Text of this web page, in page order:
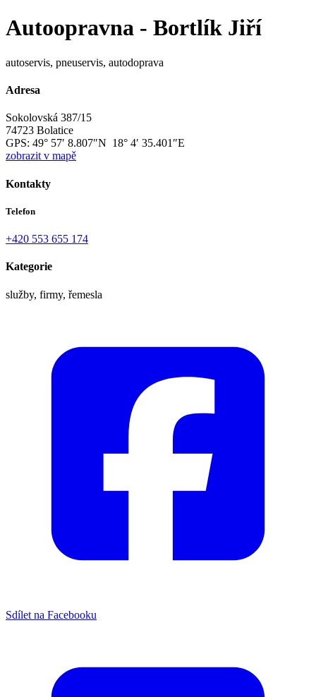
Autoopravna - Bortlík Jiří
autoservis, pneuservis, autodoprava
Adresa
Sokolovská 387/15
74723 Bolatice
GPS: 49° 57′ 8.807″N 18° 4′ 35.401″E
zobrazit v mapě
Kontakty
Telefon
+420 553 655 174
Kategorie
služby, firmy, řemesla
Sdílet na Facebooku